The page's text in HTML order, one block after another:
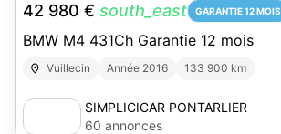
42 980 € south_east GARANTIE 12 MOIS
BMW M4 431Ch Garantie 12 mois
Vuillecin Année 2016 133 900 km
SIMPLICICAR PONTARLIER
60 annonces